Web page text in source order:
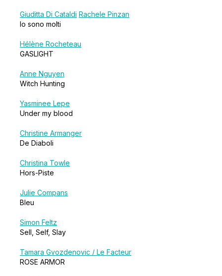
Giuditta Di Cataldi Rachele Pinzan
Io sono molti
Hélène Rocheteau
GASLIGHT
Anne Nguyen
Witch Hunting
Yasminee Lepe
Under my blood
Christine Armanger
De Diaboli
Christina Towle
Hors-Piste
Julie Compans
Bleu
Simon Feltz
Sell, Self, Slay
Tamara Gvozdenovic / Le Facteur
ROSE ARMOR